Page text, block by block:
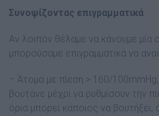
Συνοψίζοντας επιγραμματικά
Αν λοιπόν θέλαμε να κάνουμε μία
μπορούσαμε επιγραμματικά να
– Άτομα με πίεση > 160/
βουτάνε μέχρι να ρυθμίσουν την
όρια μπορεί κάποιος να βουτήξει,